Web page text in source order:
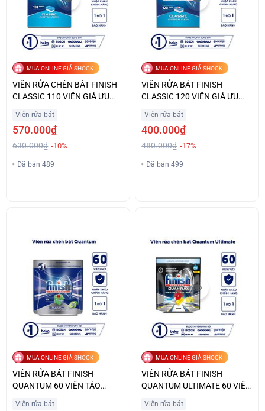
MUA ONLINE GIÁ SHOCK
VIÊN RỬA CHÉN BÁT FINISH
CLASSIC 110 VIÊN GIÁ ƯU
Viên rửa bát
570.000₫
630.000₫ -10%
Đã bán 489
MUA ONLINE GIÁ SHOCK
VIÊN RỬA BÁT FINISH
CLASSIC 120 VIÊN GIÁ ƯU
Viên rửa bát
400.000₫
480.000₫ -17%
Đã bán 499
MUA ONLINE GIÁ SHOCK
VIÊN RỬA BÁT FINISH
QUANTUM 60 VIÊN TÁO
Viên rửa bát
MUA ONLINE GIÁ SHOCK
VIÊN RỬA BÁT FINISH
QUANTUM ULTIMATE 60 VIÊN
Viên rửa bát